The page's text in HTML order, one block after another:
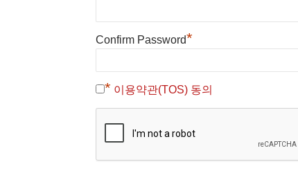
Confirm Password*
* 이용약관(TOS) 동의